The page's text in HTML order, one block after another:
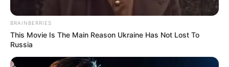
ALCALDÍA DE IBAGUÉ
BRAINBERRIES
This Movie Is The Main Reason Ukraine Has Not Lost To
Russia